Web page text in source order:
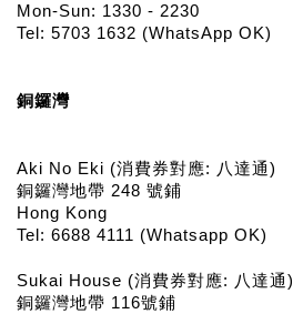
Mon-Sun: 1330 - 2230
Tel: 5703 1632 (WhatsApp OK)
銅鑼灣
Aki No Eki (消費券對應: 八達通)
銅鑼灣地帶 248 號鋪
Hong Kong
Tel: 6688 4111 (Whatsapp OK)
Sukai House (消費券對應: 八達通)
銅鑼灣地帶 116號鋪